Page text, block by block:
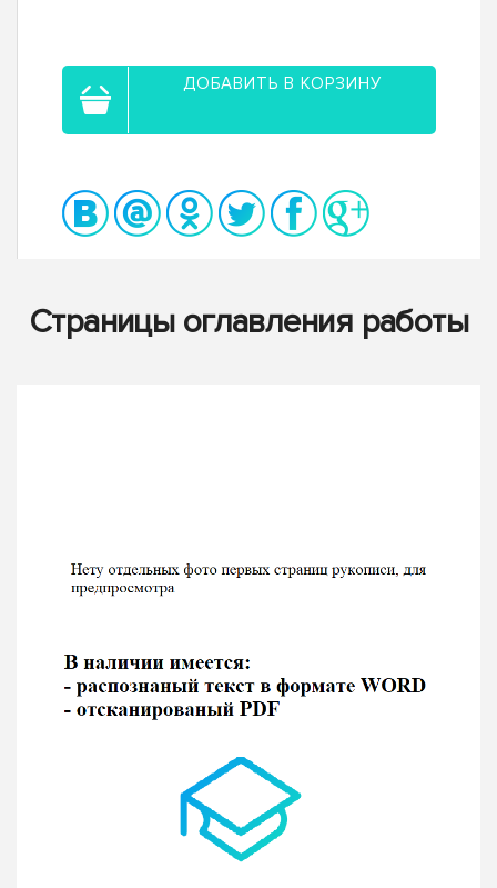
ДОБАВИТЬ В КОРЗИНУ
Страницы оглавления работы